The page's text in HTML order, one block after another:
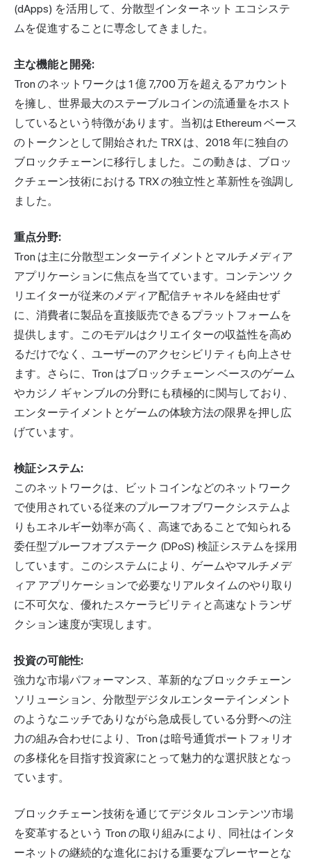
(dApps) を活用して、分散型インターネット エコシステ
ムを促進することに専念してきました。
主な機能と開発:
Tron のネットワークは 1 億 7,700 万を超えるアカウント
を擁し、世界最大のステーブルコインの流通量をホスト
しているという特徴があります。当初は Ethereum ベース
のトークンとして開始された TRX は、2018 年に独自の
ブロックチェーンに移行しました。この動きは、ブロッ
クチェーン技術における TRX の独立性と革新性を強調し
ました。
重点分野:
Tron は主に分散型エンターテイメントとマルチメディア
アプリケーションに焦点を当てています。コンテンツ ク
リエイターが従来のメディア配信チャネルを経由せず
に、消費者に製品を直接販売できるプラットフォームを
提供します。このモデルはクリエイターの収益性を高め
るだけでなく、ユーザーのアクセシビリティも向上させ
ます。さらに、Tron はブロックチェーン ベースのゲーム
やカジノ ギャンブルの分野にも積極的に関与しており、
エンターテイメントとゲームの体験方法の限界を押し広
げています。
検証システム:
このネットワークは、ビットコインなどのネットワーク
で使用されている従来のプルーフオブワークシステムよ
りもエネルギー効率が高く、高速であることで知られる
委任型プルーフオブステーク (DPoS) 検証システムを採用
しています。このシステムにより、ゲームやマルチメデ
ィア アプリケーションで必要なリアルタイムのやり取り
に不可欠な、優れたスケーラビリティと高速なトランザ
クション速度が実現します。
投資の可能性:
強力な市場パフォーマンス、革新的なブロックチェーン
ソリューション、分散型デジタルエンターテインメント
のようなニッチでありながら急成長している分野への注
力の組み合わせにより、Tron は暗号通貨ポートフォリオ
の多様化を目指す投資家にとって魅力的な選択肢となっ
ています。
ブロックチェーン技術を通じてデジタル コンテンツ市場
を変革するという Tron の取り組みにより、同社はインタ
ーネットの継続的な進化における重要なプレーヤーとな